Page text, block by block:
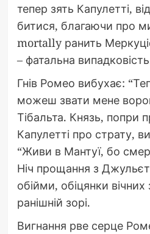
тепер зять Капулетті,
битися, благаючи про
mortally ранить
– фатальна
Гнів Ромео вибухає:
можеш звати мене
Тібальта. Князь, попри
Капулетті про страту,
“Живи в Мантуї, бо
Ніч прощання з
обійми, обіцянки вічних
ранішній зорі.
Вигнання рве серце